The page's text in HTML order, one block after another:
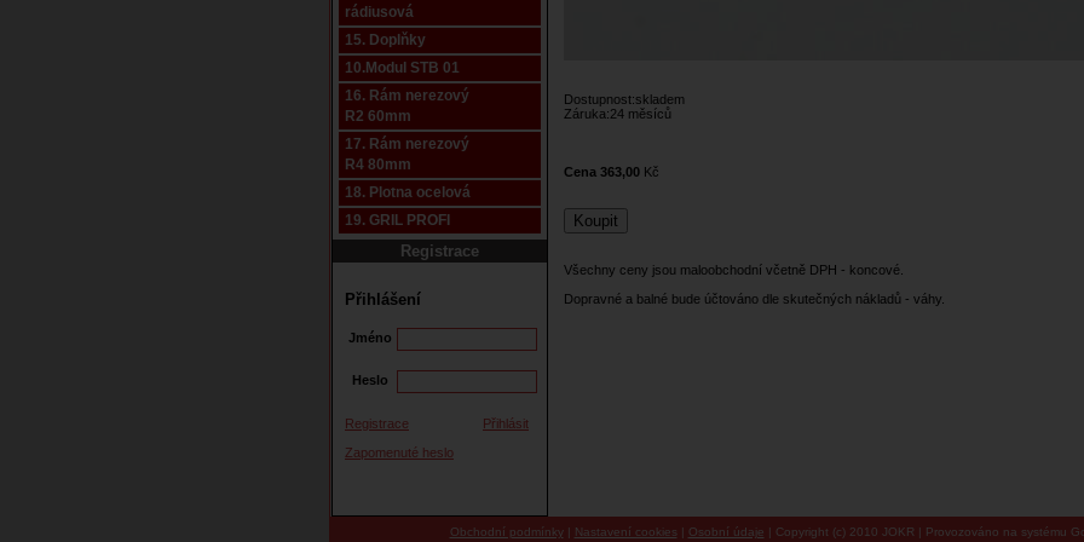
rádiusová
15. Doplňky
10.Modul STB 01
16. Rám nerezový
R2 60mm
17. Rám nerezový
R4 80mm
18. Plotna ocelová
19. GRIL PROFI
Registrace
Přihlášení
Jméno
Heslo
Registrace
Přihlásit
Zapomenuté heslo
Dostupnost:skladem
Záruka:24 měsíců
Cena 363,00 Kč
Všechny ceny jsou maloobchodní včetně DPH - koncové.
Dopravné a balné bude účtováno dle skutečných nákladů - váhy.
Obchodní podmínky| Nastavení cookies | Osobní údaje | Copyright (c) 2010 JOKR | Provozováno na systému